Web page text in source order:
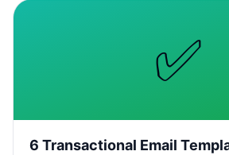
✅
6 Transactional Email